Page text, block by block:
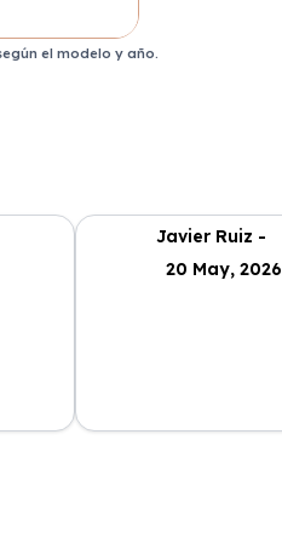
el modelo y año.
Javier Ruiz -
20 May, 2026